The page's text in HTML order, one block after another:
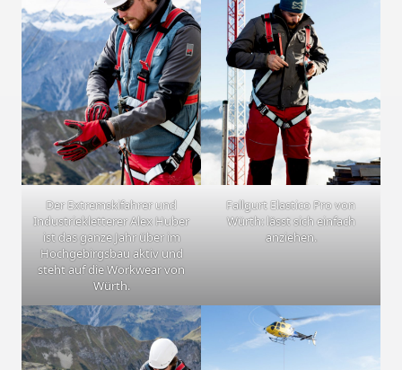
Der Extremskifahrer und
Industriekletterer Alex Huber
ist das ganze Jahr über im
Hochgebirgsbau aktiv und
steht auf die Workwear von
Würth.
Fallgurt Elastico Pro von
Würth: lässt sich einfach
anziehen.